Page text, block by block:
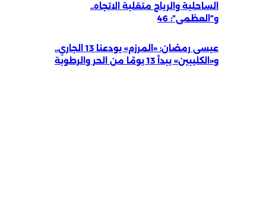
الساحلية والرياح متقلبة الاتجاه..
و”العظمى”: 46
عيسى رمضان: «المرزم» يودعنا 13 الجاري..
و«الكليبين» يبدأ 13 يومًا من الحر والرطوبة